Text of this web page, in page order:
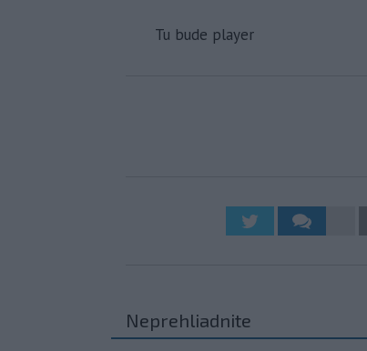
Tu bude player
Neprehliadnite